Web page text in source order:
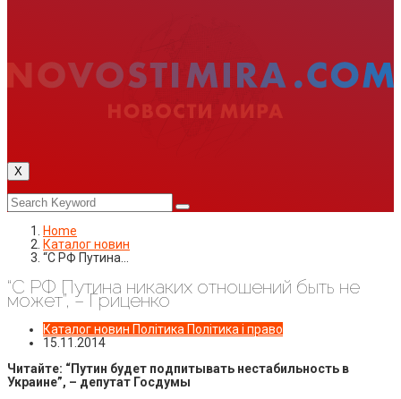
X
Home
Каталог новин
“С РФ Путина…
“С РФ Путина никаких отношений быть не
может”, – Гриценко
Каталог новин Політика Політика і право
15.11.2014
Читайте: “Путин будет подпитывать нестабильность в
Украине”, – депутат Госдумы